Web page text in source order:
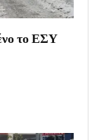
το ΕΣΥ